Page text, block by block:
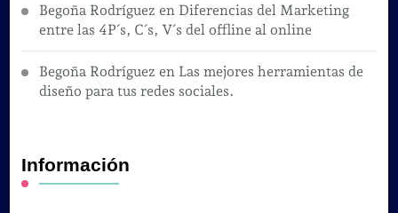
Begoña Rodríguez en Diferencias del Marketing
entre las 4P´s, C´s, V´s del offline al online
Begoña Rodríguez en Las mejores herramientas de
diseño para tus redes sociales.
Información